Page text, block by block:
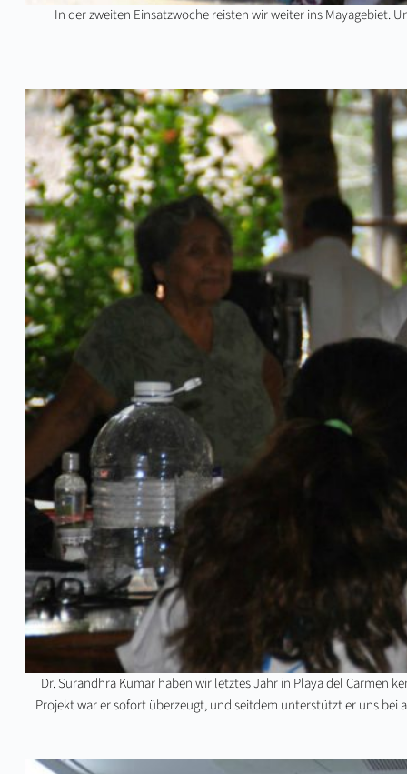
In der zweiten Einsatzwoche reisten wir weiter ins Mayagebiet.
Dr. Surandhra Kumar haben wir letztes Jahr in Playa del Carmen
Projekt war er sofort überzeugt, und seitdem unterstützt er uns bei